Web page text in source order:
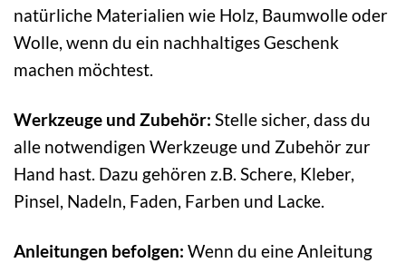
natürliche Materialien wie Holz, Baumwolle oder
Wolle, wenn du ein nachhaltiges Geschenk
machen möchtest.
Werkzeuge und Zubehör: Stelle sicher, dass du
alle notwendigen Werkzeuge und Zubehör zur
Hand hast. Dazu gehören z.B. Schere, Kleber,
Pinsel, Nadeln, Faden, Farben und Lacke.
Anleitungen befolgen: Wenn du eine Anleitung